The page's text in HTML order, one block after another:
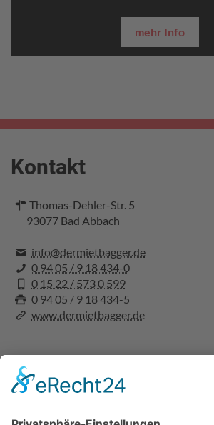
mehr Info
Kontakt
Thomas-Dehler-Str. 5
93077 Bad Abbach
info@dermietbagger.de
0 94 05 / 9 18 434-0
0 15 22 / 573 0 599
0 94 05 / 9 18 434-5
www.dermietbagger.de
Rechtliches
Datenschutz